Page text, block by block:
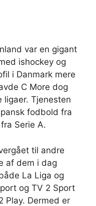
var en gigant
ishockey og
i Danmark mere
C More dog
Tjenesten
fodbold fra
Serie A.
til andre
af dem i dag
La Liga og
og TV 2 Sport
Play. Dermed er